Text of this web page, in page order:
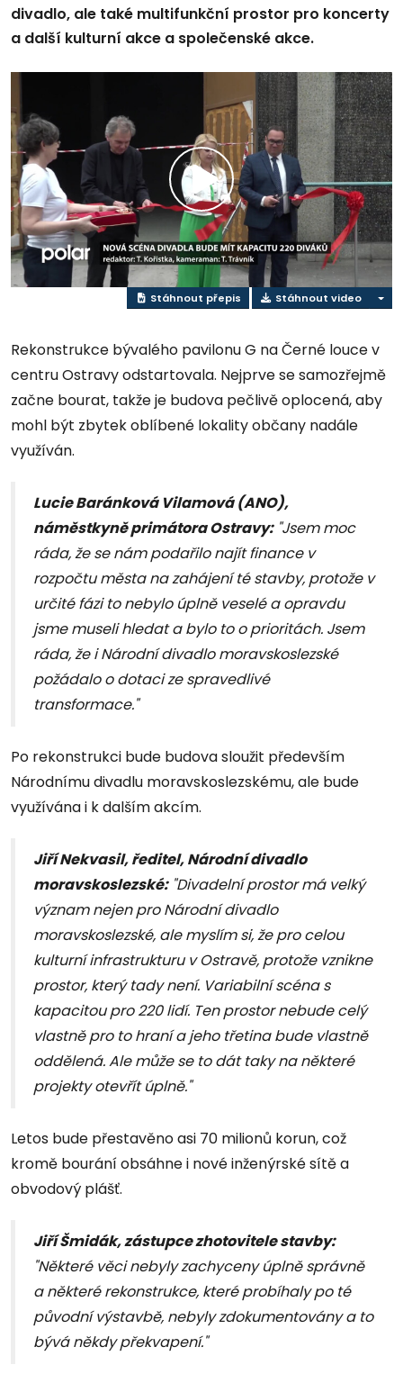
divadlo, ale také multifunkční prostor pro koncerty
a další kulturní akce a společenské akce.
Přehrát
video
Stáhnout přepis Stáhnout video
Rekonstrukce bývalého pavilonu G na Černé louce v
centru Ostravy odstartovala. Nejprve se samozřejmě
začne bourat, takže je budova pečlivě oplocená, aby
mohl být zbytek oblíbené lokality občany nadále
využíván.
Lucie Baránková Vilamová (ANO),
náměstkyně primátora Ostravy:"Jsem moc
ráda, že se nám podařilo najít finance v
rozpočtu města na zahájení té stavby, protože v
určité fázi to nebylo úplně veselé a opravdu
jsme museli hledat a bylo to o prioritách. Jsem
ráda, že i Národní divadlo moravskoslezské
požádalo o dotaci ze spravedlivé
transformace."
Po rekonstrukci bude budova sloužit především
Národnímu divadlu moravskoslezskému, ale bude
využívána i k dalším akcím.
Jiří Nekvasil, ředitel, Národní divadlo
moravskoslezské:"Divadelní prostor má velký
význam nejen pro Národní divadlo
moravskoslezské, ale myslím si, že pro celou
kulturní infrastrukturu v Ostravě, protože vznikne
prostor, který tady není. Variabilní scéna s
kapacitou pro 220 lidí. Ten prostor nebude celý
vlastně pro to hraní a jeho třetina bude vlastně
oddělená. Ale může se to dát taky na některé
projekty otevřít úplně."
Letos bude přestavěno asi 70 milionů korun, což
kromě bourání obsáhne i nové inženýrské sítě a
obvodový plášť.
Jiří Šmidák, zástupce zhotovitele stavby:
"Některé věci nebyly zachyceny úplně správně
a některé rekonstrukce, které probíhaly po té
původní výstavbě, nebyly zdokumentovány a to
bývá někdy překvapení."